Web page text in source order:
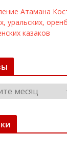
Атамана
уральских,
казаков